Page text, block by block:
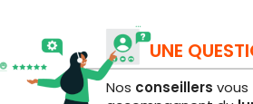
UNE
Nos conseillers vous